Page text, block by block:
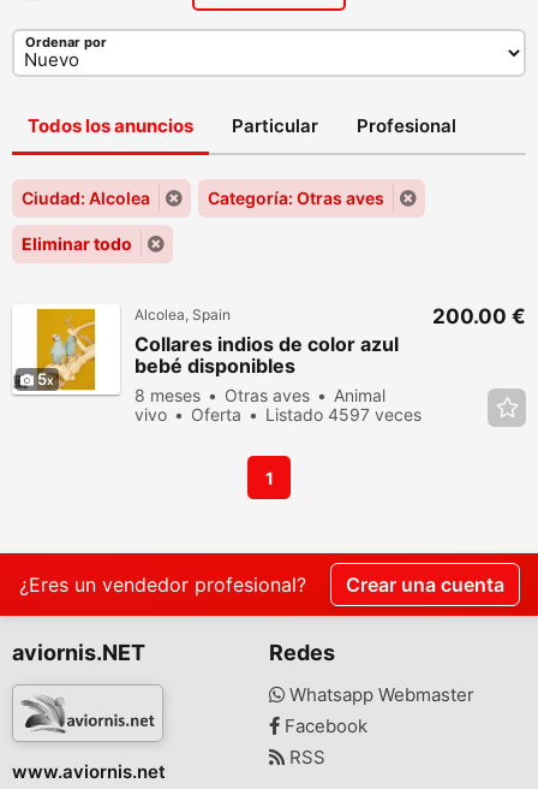
Ordenar por
Todos los anuncios Particular Profesional
Ciudad: Alcolea Categoría: Otras aves
Eliminar todo
5
Alcolea, Spain
Collares indios de color azul
bebé disponibles
8 meses Otras aves
Animal
vivo
Oferta
Listado 4597 veces
200.00 €
1
¿Eres un vendedor profesional? Crear una cuenta
aviornis.NET
www.aviornis.net
Redes
Whatsapp Webmaster
Facebook
RSS